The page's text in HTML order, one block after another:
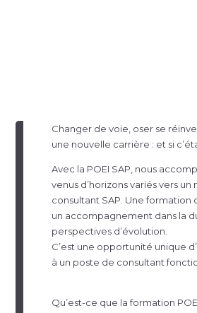
Changer de voie, oser se
une nouvelle carrière : et si
Avec la POEI SAP, nous
venus d’horizons variés vers un
consultant SAP. Une formation
un accompagnement dans la
perspectives d’évolution.
C’est une opportunité unique
à un poste de consultant
Qu’est-ce que la formation